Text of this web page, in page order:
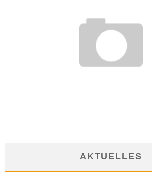
AKTUELLES